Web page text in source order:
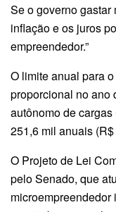
Se o governo gastar
inflação e os juros
empreendedor.”
O limite anual para
proporcional no ano
autônomo de
251,6 mil anuais
O Projeto de Lei
pelo Senado, que